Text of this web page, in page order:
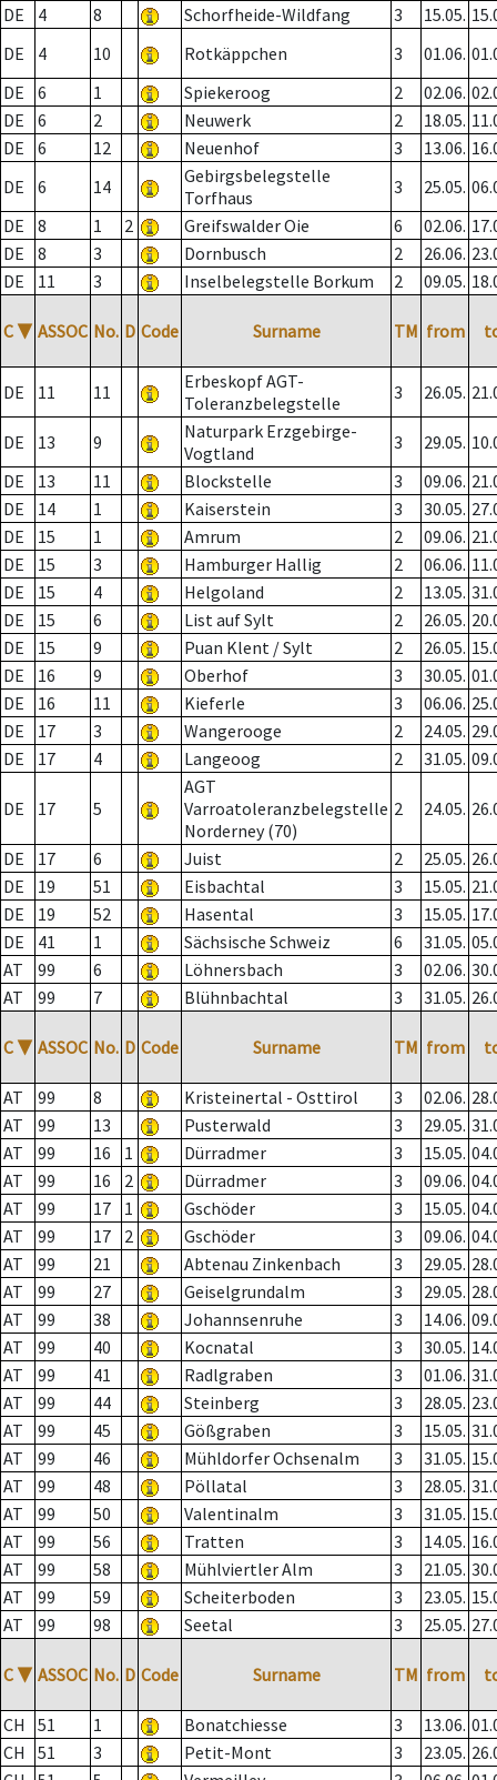
DE
4 8 Schorfheide-Wildfang 3 15.05.
DE
4 10 Rotkäppchen 3 01.06.
DE
6 1 Spiekeroog 2 02.06.
DE
6 2 Neuwerk 2 18.05.
DE
6 12 Neuenhof 3 13.06.
DE
6 14
Gebirgsbelegstelle
Torfhaus
3 25.05.
DE
8 1 2 Greifswalder Oie 6 02.06.
DE
8 3 Dornbusch 2 26.06.
DE
11 3 Inselbelegstelle Borkum 2 09.05.
C ▼ ASSOC No. D Code Surname TM from
DE 11 11
Erbeskopf AGT-
Toleranzbelegstelle
3 26.05.
DE 13 9
Naturpark Erzgebirge-
Vogtland
3 29.05.
DE
13 11 Blockstelle 3 09.06.
DE
14 1 Kaiserstein 3 30.05.
DE
15 1 Amrum 2 09.06.
DE
15 3 Hamburger Hallig 2 06.06.
DE
15 4 Helgoland 2 13.05.
DE
15 6 List auf Sylt 2 26.05.
DE
15 9 Puan Klent / Sylt 2 26.05.
DE
16 9 Oberhof 3 30.05.
DE
16 11 Kieferle 3 06.06.
DE
17 3 Wangerooge 2 24.05.
DE
17 4 Langeoog 2 31.05.
DE 17 5
AGT
Varroatoleranzbelegstelle
Norderney (70)
2 24.05.
DE 17 6 Juist 2 25.05.
DE
19 51 Eisbachtal 3 15.05.
DE
19 52 Hasental 3 15.05.
DE
41 1 Sächsische Schweiz 6 31.05.
AT
99 6 Löhnersbach 3 02.06.
AT
99 7 Blühnbachtal 3 31.05.
C ▼ ASSOC No. D Code Surname TM from
AT 99 8 Kristeinertal - Osttirol 3 02.06.
AT
99 13 Pusterwald 3 29.05.
AT
99 16 1 Dürradmer 3 15.05.
AT
99 16 2 Dürradmer 3 09.06.
AT
99 17 1 Gschöder 3 15.05.
AT
99 17 2 Gschöder 3 09.06.
AT
99 21 Abtenau Zinkenbach 3 29.05.
AT
99 27 Geiselgrundalm 3 29.05.
AT
99 38 Johannsenruhe 3 14.06.
AT
99 40 Kocnatal 3 30.05.
AT
99 41 Radlgraben 3 01.06.
AT
99 44 Steinberg 3 28.05.
AT
99 45 Gößgraben 3 15.05.
AT
99 46 Mühldorfer Ochsenalm 3 31.05.
AT
99 48 Pöllatal 3 28.05.
AT
99 50 Valentinalm 3 31.05.
AT
99 56 Tratten 3 14.05.
AT
99 58 Mühlviertler Alm 3 21.05.
AT
99 59 Scheiterboden 3 23.05.
AT
99 98 Seetal 3 25.05.
C ▼ ASSOC No. D Code Surname TM from
CH 51 1 Bonatchiesse 3 13.06.
CH
51 3 Petit-Mont 3 23.05.